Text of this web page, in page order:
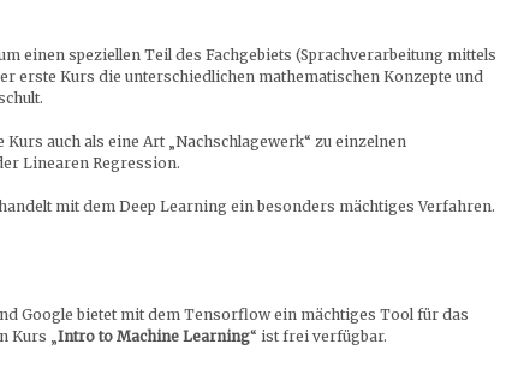
einen speziellen Teil des Fachgebiets (Sprachverarbeitung mittels
erste Kurs die unterschiedlichen mathematischen Konzepte und
auch als eine Art „Nachschlagewerk“ zu einzelnen
Linearen Regression.
mit dem Deep Learning ein besonders mächtiges Verfahren.
Google bietet mit dem Tensorflow ein mächtiges Tool für das
„ Intro to Machine Learning“ ist frei verfügbar.